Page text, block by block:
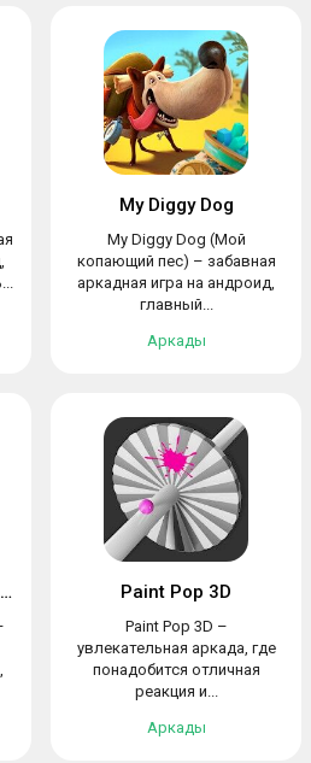
My Diggy Dog
My Diggy Dog (Мой
копающий пес) – забавная
аркадная игра на андроид,
главный...
Аркады
Ski Safari: Adventure Time Paint Pop 3D
Paint Pop 3D –
увлекательная аркада, где
понадобится отличная
реакция и...
Аркады